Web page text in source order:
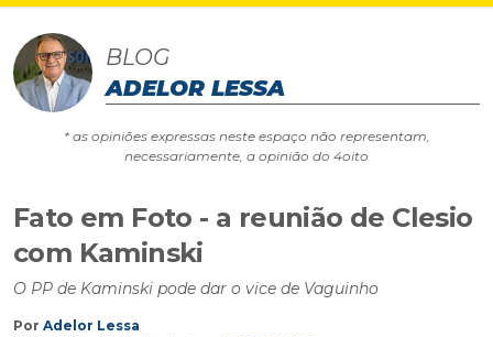
BLOG
ADELOR LESSA
* as opiniões expressas neste espaço não representam,
necessariamente, a opinião do 4oito
Fato em Foto - a reunião de Clesio
com Kaminski
O PP de Kaminski pode dar o vice de Vaguinho
Por Adelor Lessa